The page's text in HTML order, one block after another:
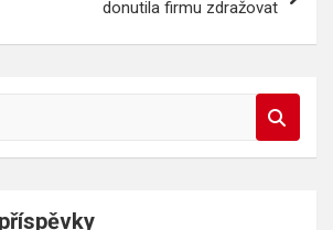
donutila firmu zdražovat